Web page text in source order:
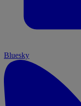
Bluesky